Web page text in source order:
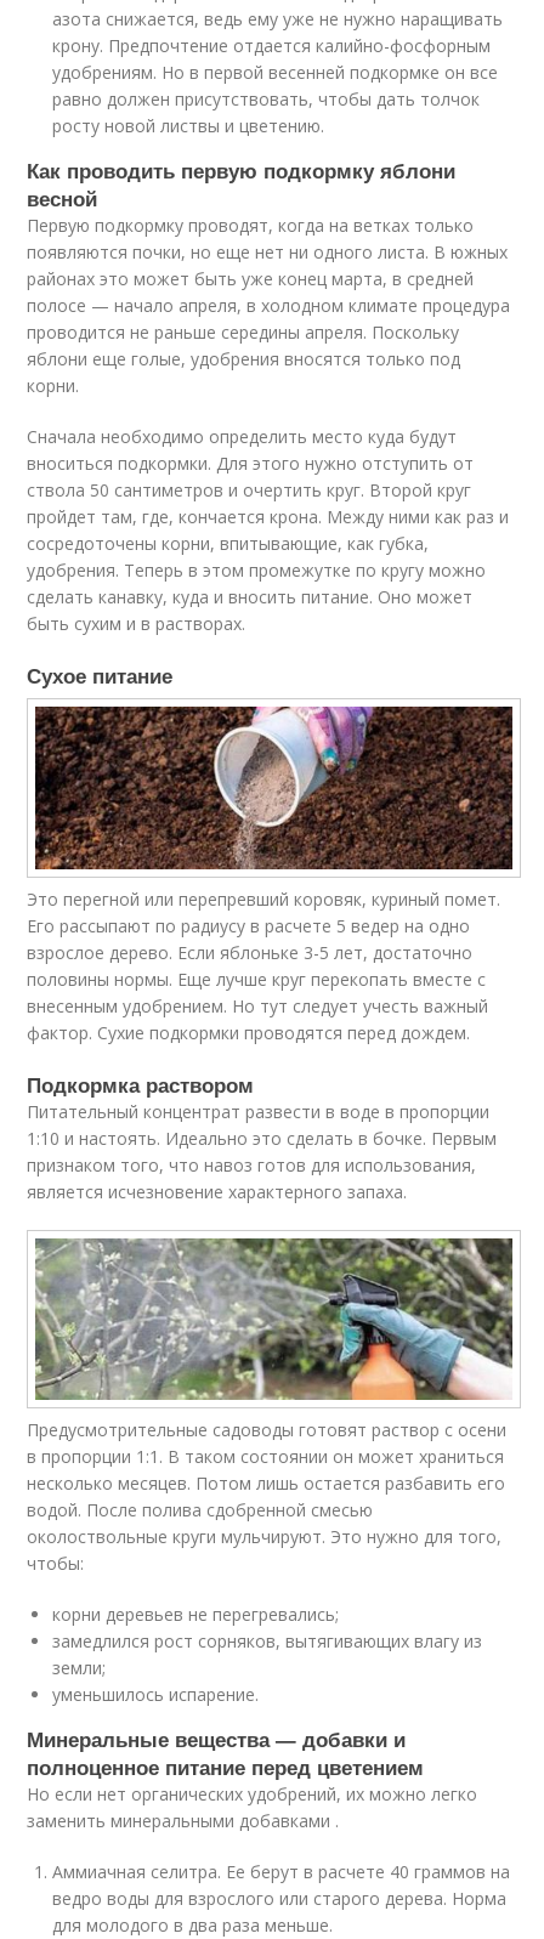
азота снижается, ведь ему уже не нужно наращивать
крону. Предпочтение отдается калийно-фосфорным
удобрениям. Но в первой весенней подкормке он все
равно должен присутствовать, чтобы дать толчок
росту новой листвы и цветению.
Как проводить первую подкормку яблони
весной
Первую подкормку проводят, когда на ветках только
появляются почки, но еще нет ни одного листа. В южных
районах это может быть уже конец марта, в средней
полосе — начало апреля, в холодном климате процедура
проводится не раньше середины апреля. Поскольку
яблони еще голые, удобрения вносятся только под
корни.
Сначала необходимо определить место куда будут
вноситься подкормки. Для этого нужно отступить от
ствола 50 сантиметров и очертить круг. Второй круг
пройдет там, где, кончается крона. Между ними как раз и
сосредоточены корни, впитывающие, как губка,
удобрения. Теперь в этом промежутке по кругу можно
сделать канавку, куда и вносить питание. Оно может
быть сухим и в растворах.
Сухое питание
Это перегной или перепревший коровяк, куриный помет.
Его рассыпают по радиусу в расчете 5 ведер на одно
взрослое дерево. Если яблоньке 3-5 лет, достаточно
половины нормы. Еще лучше круг перекопать вместе с
внесенным удобрением. Но тут следует учесть важный
фактор. Сухие подкормки проводятся перед дождем.
Подкормка раствором
Питательный концентрат развести в воде в пропорции
1:10 и настоять. Идеально это сделать в бочке. Первым
признаком того, что навоз готов для использования,
является исчезновение характерного запаха.
Предусмотрительные садоводы готовят раствор с осени
в пропорции 1:1. В таком состоянии он может храниться
несколько месяцев. Потом лишь остается разбавить его
водой. После полива сдобренной смесью
околоствольные круги мульчируют. Это нужно для того,
чтобы:
корни деревьев не перегревались;
замедлился рост сорняков, вытягивающих влагу из
земли;
уменьшилось испарение.
Минеральные вещества — добавки и
полноценное питание перед цветением
Но если нет органических удобрений, их можно легко
заменить минеральными добавками .
Аммиачная селитра. Ее берут в расчете 40 граммов на
ведро воды для взрослого или старого дерева. Норма
для молодого в два раза меньше.